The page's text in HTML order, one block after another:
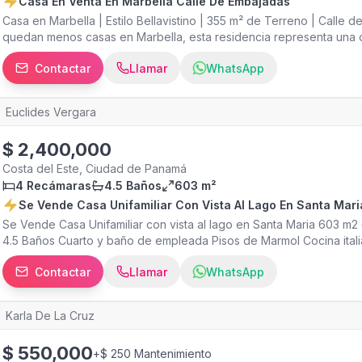
Casa en Marbella | Estilo Bellavistino | 355 m² de Terreno | Calle
quedan menos casas en Marbella, esta residencia representa
espacio, la ubicación y la arquitectura con carácter. Ubicada en la
combina el encanto del diseño clásico bellavistino con una
privacidad, comodidad y una ubicación privilegiada en el corazón
abierto Cuarto y baño de servicio (CBS) Área de lavandería Planta
Pisos de parquet en las áreas privadas Arquitectura de estilo
¿Por qué esta propiedad? Una de las pocas casas disponibles en
privilegiada en una zona residencial de alto valor. Ideal para
privacidad. Excelente conectividad con Avenida Balboa, Calle 50,
hospitales, supermercados, restaurantes, bancos, centros
excelente oportunidad para quienes buscan una propiedad con
$600,00 Se vende con la sociedad
Contactar Llamar WhatsApp
Euclides Vergara
$ 2,400,000
Costa del Este, Ciudad de Panamá
4 Recámaras
4.5 Baños
603 m²
Se Vende Casa Unifamiliar Con Vista Al Lago En Santa
Se Vende Casa Unifamiliar con vista al lago en Santa Maria 603
4.5 Baños Cuarto y baño de empleada Pisos de Marmol Cocina
room Area para estudio o den con vista a la terraza Lista oara
(Negociable)
Contactar Llamar WhatsApp
Karla De La Cruz
$ 550,000+$ 250 Mantenimiento